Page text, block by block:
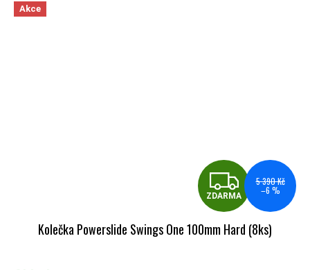
Akce
ZDARMA
5 390 Kč
–6 %
Kolečka Powerslide Swings One 100mm Hard (8ks)